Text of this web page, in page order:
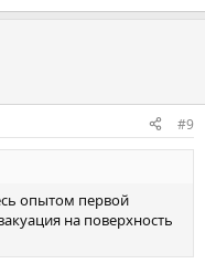
#9
опытом первой
на поверхность